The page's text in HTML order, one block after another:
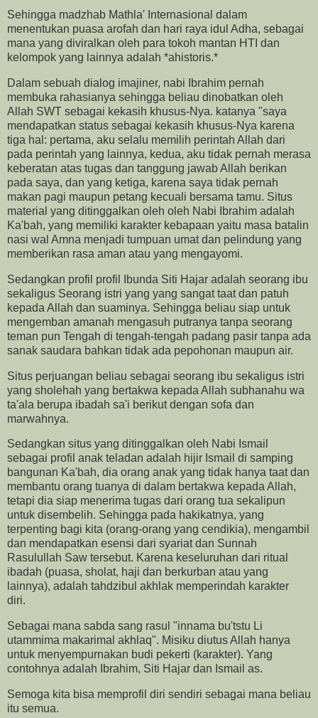
Sehingga madzhab Mathla' Internasional dalam
menentukan puasa arofah dan hari raya idul Adha, sebagai
mana yang diviralkan oleh para tokoh mantan HTI dan
kelompok yang lainnya adalah *ahistoris.*
Dalam sebuah dialog imajiner, nabi Ibrahim pernah
membuka rahasianya sehingga beliau dinobatkan oleh
Allah SWT sebagai kekasih khusus-Nya. katanya "saya
mendapatkan status sebagai kekasih khusus-Nya karena
tiga hal: pertama, aku selalu memilih perintah Allah dari
pada perintah yang lainnya, kedua, aku tidak pernah merasa
keberatan atas tugas dan tanggung jawab Allah berikan
pada saya, dan yang ketiga, karena saya tidak pernah
makan pagi maupun petang kecuali bersama tamu. Situs
material yang ditinggalkan oleh oleh Nabi Ibrahim adalah
Ka'bah, yang memiliki karakter kebapaan yaitu masa batalin
nasi wal Amna menjadi tumpuan umat dan pelindung yang
memberikan rasa aman atau yang mengayomi.
Sedangkan profil profil Ibunda Siti Hajar adalah seorang ibu
sekaligus Seorang istri yang yang sangat taat dan patuh
kepada Allah dan suaminya. Sehingga beliau siap untuk
mengemban amanah mengasuh putranya tanpa seorang
teman pun Tengah di tengah-tengah padang pasir tanpa ada
sanak saudara bahkan tidak ada pepohonan maupun air.
Situs perjuangan beliau sebagai seorang ibu sekaligus istri
yang sholehah yang bertakwa kepada Allah subhanahu wa
ta'ala berupa ibadah sa'i berikut dengan sofa dan
marwahnya.
Sedangkan situs yang ditinggalkan oleh Nabi Ismail
sebagai profil anak teladan adalah hijir Ismail di samping
bangunan Ka'bah, dia orang anak yang tidak hanya taat dan
membantu orang tuanya di dalam bertakwa kepada Allah,
tetapi dia siap menerima tugas dari orang tua sekalipun
untuk disembelih. Sehingga pada hakikatnya, yang
terpenting bagi kita (orang-orang yang cendikia), mengambil
dan mendapatkan esensi dari syariat dan Sunnah
Rasulullah Saw tersebut. Karena keseluruhan dari ritual
ibadah (puasa, sholat, haji dan berkurban atau yang
lainnya), adalah tahdzibul akhlak memperindah karakter
diri.
Sebagai mana sabda sang rasul "innama bu'tstu Li
utammima makarimal akhlaq". Misiku diutus Allah hanya
untuk menyempurnakan budi pekerti (karakter). Yang
contohnya adalah Ibrahim, Siti Hajar dan Ismail as.
Semoga kita bisa memprofil diri sendiri sebagai mana beliau
itu semua.